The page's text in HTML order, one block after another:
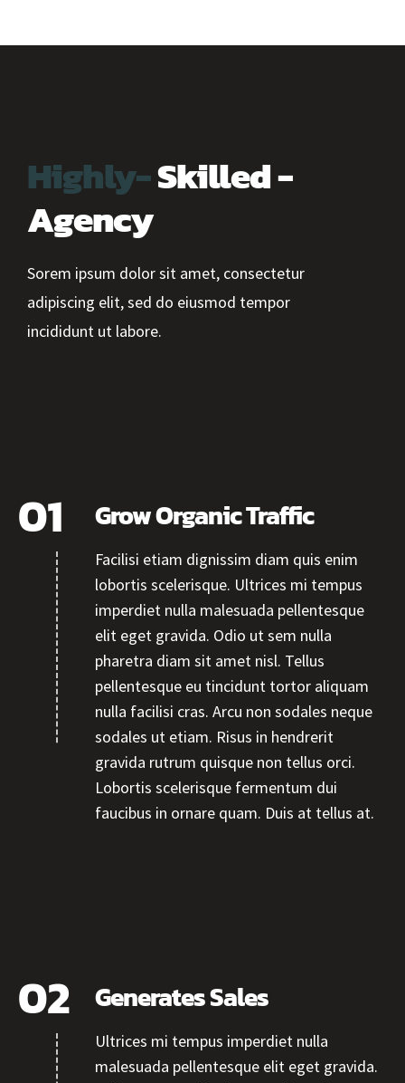
Highly-Skilled -
Agency
Sorem ipsum dolor sit amet, consectetur
adipiscing elit, sed do eiusmod tempor
incididunt ut labore.
Grow Organic Traffic
Facilisi etiam dignissim diam quis enim
lobortis scelerisque. Ultrices mi tempus
imperdiet nulla malesuada pellentesque
elit eget gravida. Odio ut sem nulla
pharetra diam sit amet nisl. Tellus
pellentesque eu tincidunt tortor aliquam
nulla facilisi cras. Arcu non sodales neque
sodales ut etiam. Risus in hendrerit
gravida rutrum quisque non tellus orci.
Lobortis scelerisque fermentum dui
faucibus in ornare quam. Duis at tellus at.
Generates Sales
Ultrices mi tempus imperdiet nulla
malesuada pellentesque elit eget gravida.